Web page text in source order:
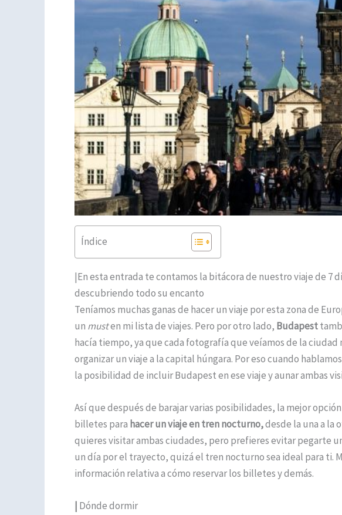
Índice
|En esta entrada te contamos la bitácora de nuestro viaje de 7
descubriendo todo su encanto
Teníamos muchas ganas de hacer un viaje por esta zona de
un musten mi lista de viajes. Pero por otro lado, Budapest
hacía tiempo, ya que cada fotografía que veíamos de la ciudad
organizar un viaje a la capital húngara. Por eso cuando
la posibilidad de incluir Budapest en ese viaje y aunar ambas
Así que después de barajar varias posibilidades, la mejor
billetes para hacer un viaje en tren nocturno,desde la una a la
quieres visitar ambas ciudades, pero prefieres evitar pegarte
un día por el trayecto, quizá el tren nocturno sea ideal para ti.
información relativa a cómo reservar los billetes y demás.
| Dónde dormir